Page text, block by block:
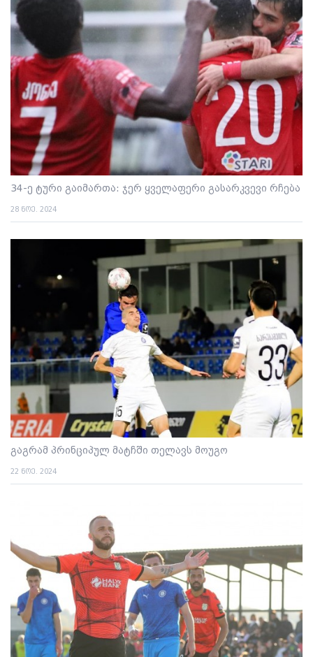
34-ე ტური გაიმართა: ჯერ ყველაფერი გასარკვევი რჩება
28 ნოე. 2024
გაგრამ პრინციპულ მატჩში თელავს მოუგო
22 ნოე. 2024